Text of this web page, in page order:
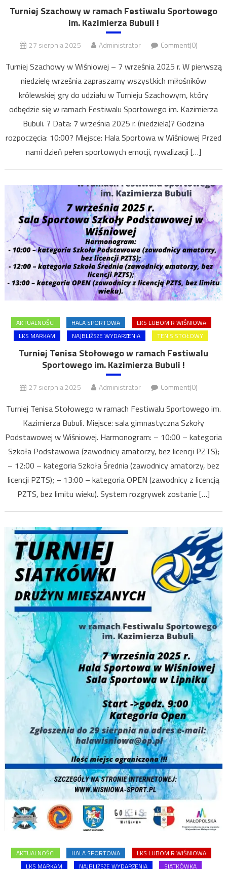
Turniej Szachowy w ramach Festiwalu Sportowego
im. Kazimierza Bubuli !
27 sierpnia 2025 Administrator Comment(0)
Turniej Szachowy w Wiśniowej – 7 września 2025 r. W pierwszą
niedzielę września zapraszamy wszystkich miłośników
królewskiej gry do udziału w Turnieju Szachowym, który
odbędzie się w ramach Festiwalu Sportowego im. Kazimierza
Bubuli. ? Data: 7 września 2025 r. (niedziela)? Godzina
rozpoczęcia: 10:00? Miejsce: Hala Sportowa w Wiśniowej Przed
nami dzień pełen sportowych emocji, rywalizacji […]
AKTUALNOŚCI HALA SPORTOWA
LKS LUBOMIR WIŚNIOWA
LKS MARKAM
NAJBLIŻSZE WYDARZENIA TENIS STOŁOWY
Turniej Tenisa Stołowego w ramach Festiwalu
Sportowego im. Kazimierza Bubuli !
27 sierpnia 2025 Administrator Comment(0)
Turniej Tenisa Stołowego w ramach Festiwalu Sportowego im.
Kazimierza Bubuli. Miejsce: sala gimnastyczna Szkoły
Podstawowej w Wiśniowej. Harmonogram: – 10:00 – kategoria
Szkoła Podstawowa (zawodnicy amatorzy, bez licencji PZTS);
– 12:00 – kategoria Szkoła Średnia (zawodnicy amatorzy, bez
licencji PZTS); – 13:00 – kategoria OPEN (zawodnicy z licencją
PZTS, bez limitu wieku). System rozgrywek zostanie […]
AKTUALNOŚCI HALA SPORTOWA
LKS LUBOMIR WIŚNIOWA
LKS MARKAM
NAJBLIŻSZE WYDARZENIA SIATKÓWKA